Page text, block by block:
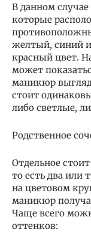
В данном
которые
желтый, синий
красный цвет.
может
маникюр
стоит
либо светлые,
Родственное
Отдельное
то есть два или
на цветовом
маникюр
Чаще всего
оттенков: